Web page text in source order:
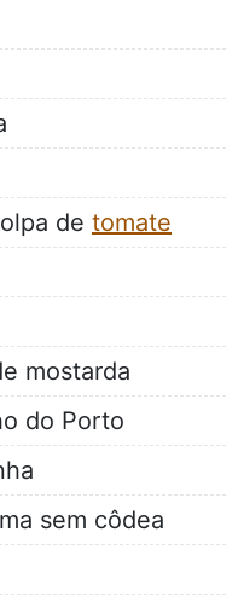
de tomate
mostarda
do Porto
sem côdea